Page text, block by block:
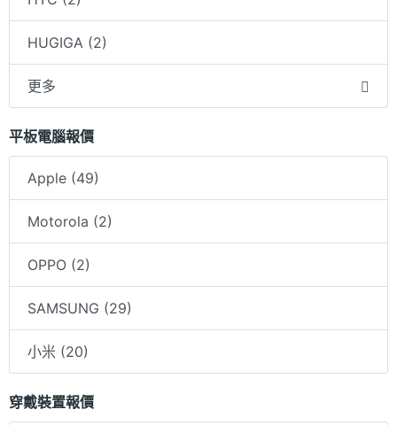
HUGIGA (2)
更多
平板電腦報價
Apple (49)
Motorola (2)
OPPO (2)
SAMSUNG (29)
小米 (20)
穿戴裝置報價